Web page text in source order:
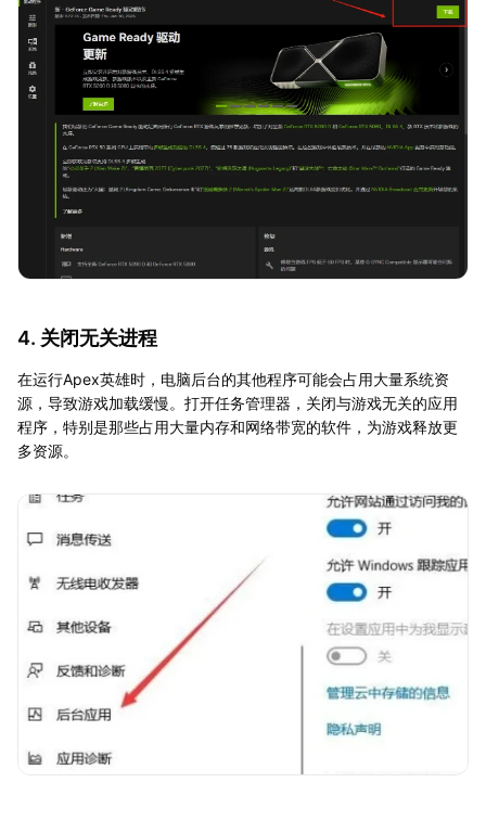
4. 关闭无关进程
在运行Apex英雄时，电脑后台的其他程序可能会占用大量系统资
源，导致游戏加载缓慢。打开任务管理器，关闭与游戏无关的应用
程序，特别是那些占用大量内存和网络带宽的软件，为游戏释放更
多资源。